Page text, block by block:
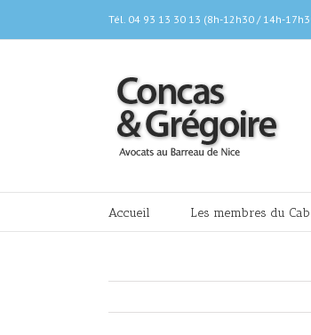
content
Tél. 04 93 13 30 13 (8h-12h30 / 14h-
Accueil Les membres du